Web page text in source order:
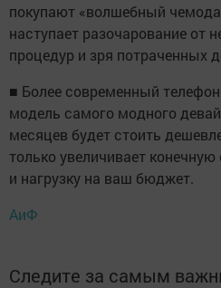
покупают «волшебный
наступает разочарование от
процедур и зря потраченных
■ Более современный
модель самого модного
месяцев будет стоить
только увеличивает
и нагрузку на ваш бюджет.
АиФ
Следите за самым